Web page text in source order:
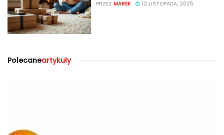
PRZEZ MAREK 12 LISTOPADA, 2025
Polecaneartykuły